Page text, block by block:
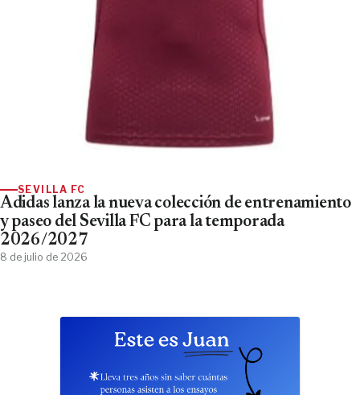
SEVILLA FC
Adidas lanza la nueva colección de entrenamiento
y paseo del Sevilla FC para la temporada
2026/2027
8 de julio de 2026